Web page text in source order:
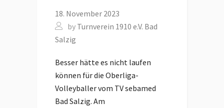
18. November 2023
by Turnverein 1910 e.V. Bad
Salzig
Besser hätte es nicht laufen
können für die Oberliga-
Volleyballer vom TV sebamed
Bad Salzig. Am